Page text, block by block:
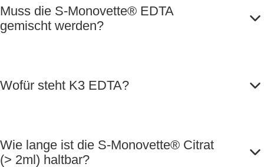
Muss die S-Monovette® EDTA
gemischt werden?
Wofür steht K3 EDTA?
Wie lange ist die S-Monovette® Citrat
(> 2ml) haltbar?